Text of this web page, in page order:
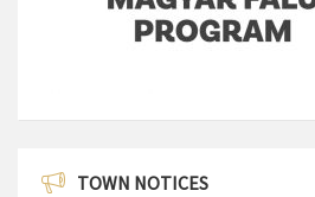
TOWN NOTICES